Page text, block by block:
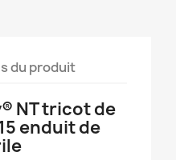
du produit
NT tricot de
enduit de